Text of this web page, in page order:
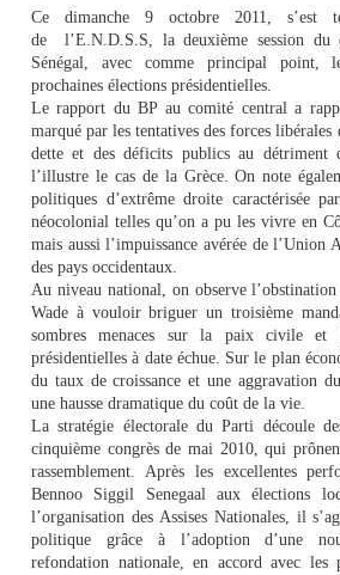
Ce dimanche 9 octobre 2011, s’est
de
l’E.N.D.S.S, la deuxième session
Sénégal, avec comme principal point,
prochaines élections présidentielles.
Le rapport du BP au comité central a
marqué par les tentatives des forces libérales
dette et des déficits publics au détriment
l’illustre le cas de la Grèce. On note
politiques d’extrême droite caractérisée
néocolonial telles qu’on a pu les vivre en
mais aussi l’impuissance avérée de
des pays occidentaux.
Au niveau national, on observe
Wade à vouloir briguer un troisième
sombres menaces sur la paix civile et
présidentielles à date échue. Sur le plan
du taux de croissance et une aggravation
une hausse dramatique du coût de la vie.
La stratégie électorale du Parti découle
cinquième congrès de mai 2010, qui
rassemblement. Après les excellentes
Bennoo Siggil Senegaal aux élections
l’organisation des Assises Nationales, il
politique grâce à l’adoption d’une
refondation nationale, en accord avec les